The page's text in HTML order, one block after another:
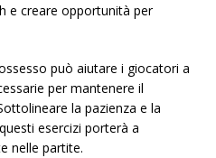
e creare opportunità per
può aiutare i giocatori a
per mantenere il
la pazienza e la
esercizi porterà a
nelle partite.